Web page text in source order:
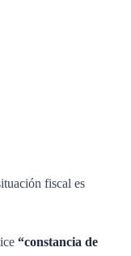
fiscal es
“constancia de